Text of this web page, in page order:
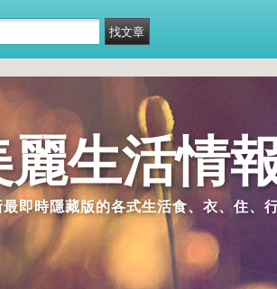
麗生活情
即時隱藏版的各式生活食、衣、住、